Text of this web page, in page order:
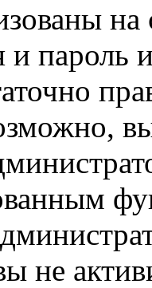
на
и пароль
не